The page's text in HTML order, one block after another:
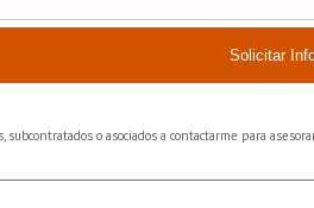
Solicitar
o asociados a contactarme para